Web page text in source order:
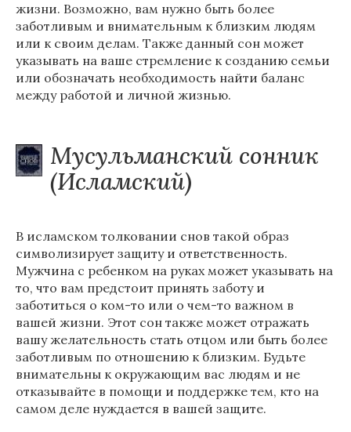
жизни. Возможно, вам нужно быть более
заботливым и внимательным к близким людям
или к своим делам. Также данный сон может
указывать на ваше стремление к созданию семьи
или обозначать необходимость найти баланс
между работой и личной жизнью.
Мусульманский сонник
(Исламский)
В исламском толковании снов такой образ
символизирует защиту и ответственность.
Мужчина с ребенком на руках может указывать на
то, что вам предстоит принять заботу и
заботиться о ком-то или о чем-то важном в
вашей жизни. Этот сон также может отражать
вашу желательность стать отцом или быть более
заботливым по отношению к близким. Будьте
внимательны к окружающим вас людям и не
отказывайте в помощи и поддержке тем, кто на
самом деле нуждается в вашей защите.